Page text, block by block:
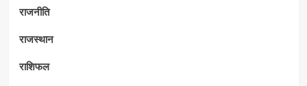
राजनीति
राजस्थान
राशिफल